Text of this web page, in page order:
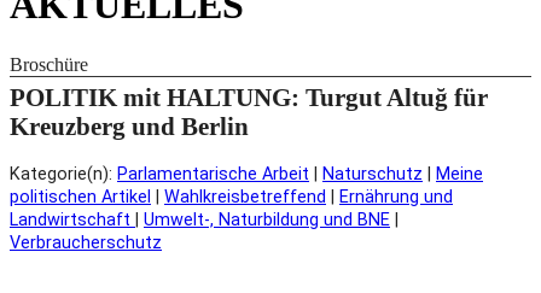
Broschüre
POLITIK mit HALTUNG: Turgut Altuğ für
Kreuzberg und Berlin
Kategorie(n): Parlamentarische Arbeit Naturschutz
Meine
politischen Artikel
Wahlkreisbetreffend
Ernährung und
Landwirtschaft
Umwelt-, Naturbildung und BNE
Verbraucherschutz